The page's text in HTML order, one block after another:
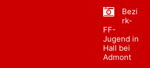
Bezi
rk-
FF-
Jugend in
Hall bei
Admont